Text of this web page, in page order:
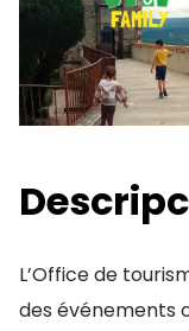
L’Office de
des événements